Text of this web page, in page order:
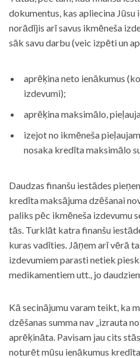
dokumentus, kas apliecina Jūsu
norādījis arī savus ikmēneša
sāk savu darbu (veic izpēti un
aprēķina neto ienākumus
izdevumi);
aprēķina maksimālo,
izejot no ikmēneša
nosaka kredīta maksimālo
Daudzas finanšu iestādes
kredīta maksājuma dzēšanai
paliks pēc ikmēneša izdevumu
tās. Turklāt katra finanšu
kuras vadīties. Jāņem arī vērā
izdevumiem parasti netiek
medikamentiem utt., jo
Kā secinājumu varam teikt, ka
dzēšanas summa nav „izrauta
aprēķināta. Pavisam jau cits
noturēt mūsu ienākumus